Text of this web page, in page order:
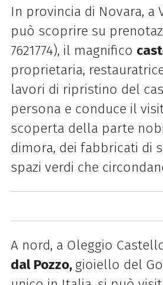
In provincia di Novara, a
può scoprire su
7621774), il magnifico
proprietaria,
lavori di ripristino del
persona e conduce il
scoperta della parte
dimora, dei fabbricati di
spazi verdi che
A nord, a Oleggio
dal Pozzo, gioiello del